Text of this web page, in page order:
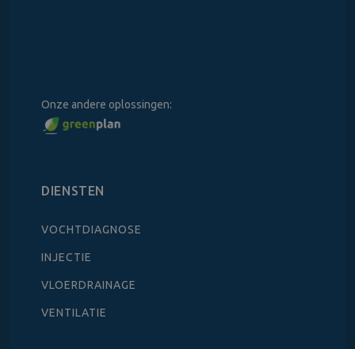
Onze andere oplossingen:
DIENSTEN
VOCHTDIAGNOSE
INJECTIE
VLOERDRAINAGE
VENTILATIE